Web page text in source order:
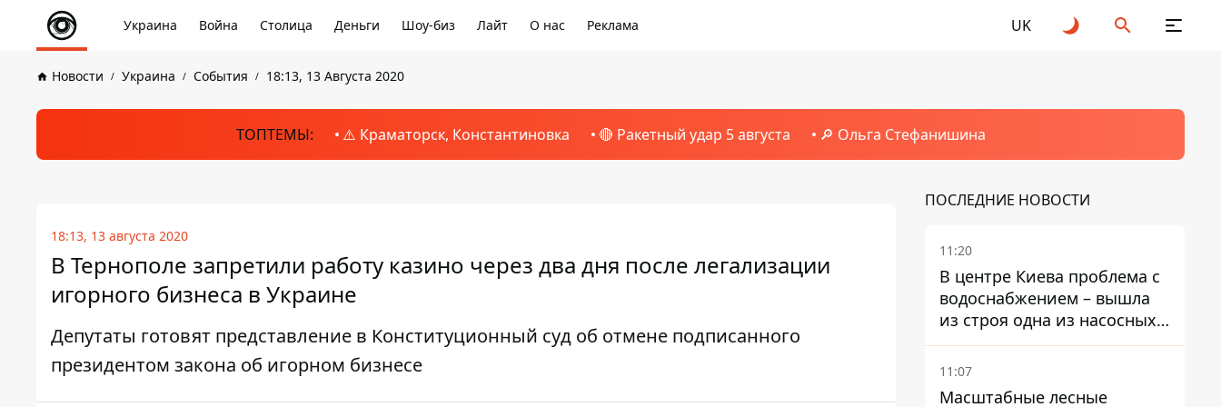
Украина Война Столица Деньги Шоу-биз Лайт О нас Реклама UK
Новости Украина События 18:13, 13 Августа 2020
ТОПТЕМЫ: ⚠️ Краматорск, Константиновка 🔴 Ракетный удар 5 августа 🔎 Ольга Стефанишина
18:13, 13 августа 2020
В Тернополе запретили работу казино через два дня после легализации
игорного бизнеса в Украине
Депутаты готовят представление в Конституционный суд об отмене подписанного
президентом закона об игорном бизнесе
ПОСЛЕДНИЕ НОВОСТИ
11:20
В центре Киева проблема с
водоснабжением – вышла
из строя одна из насосных
станций
11:07
Масштабные лесные